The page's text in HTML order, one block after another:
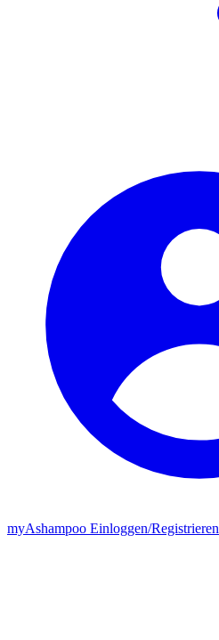
myAshampoo Einloggen/Registrieren